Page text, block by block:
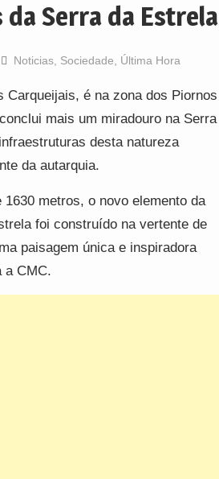
Serra da Estrela
Noticias, Sociedade, Última Hora
Carqueijais, é na zona dos Piornos
mais um miradouro na Serra
desta natureza
da autarquia.
metros, o novo elemento da
foi construído na vertente de
paisagem única e inspiradora
a CMC.